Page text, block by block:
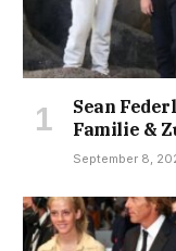
Sean
Familie &
September 8,